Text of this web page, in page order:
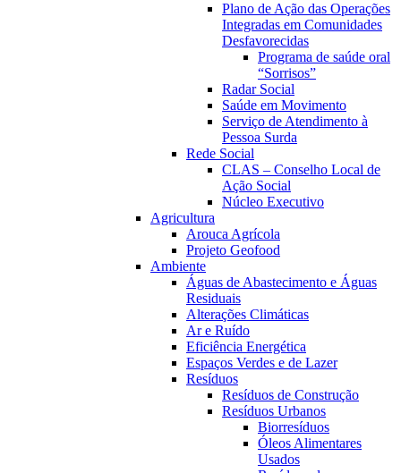
Plano de Ação das Operações
Integradas em Comunidades
Desfavorecidas
Programa de saúde oral
“Sorrisos”
Radar Social
Saúde em Movimento
Serviço de Atendimento à
Pessoa Surda
Rede Social
CLAS – Conselho Local de
Ação Social
Núcleo Executivo
Agricultura
Arouca Agrícola
Projeto Geofood
Ambiente
Águas de Abastecimento e Águas
Residuais
Alterações Climáticas
Ar e Ruído
Eficiência Energética
Espaços Verdes e de Lazer
Resíduos
Resíduos de Construção
Resíduos Urbanos
Biorresíduos
Óleos Alimentares
Usados